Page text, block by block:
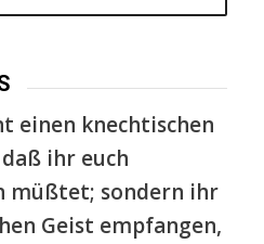
einen knechtischen
ihr euch
müßtet; sondern ihr
Geist empfangen,